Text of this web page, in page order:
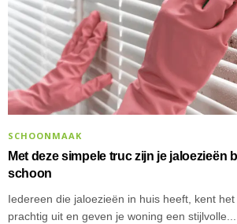
SCHOONMAAK
Met deze simpele truc zijn je jaloezieën
schoon
Iedereen die jaloezieën in huis heeft, kent
prachtig uit en geven je woning een stijlvolle...